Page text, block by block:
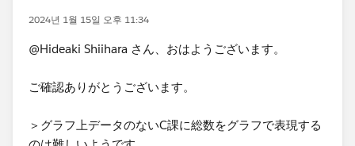
2024년 1월 15일 오후 11:34
@Hideaki Shiihara さん、おはようございます。
ご確認ありがとうございます。
＞グラフ上データのないC課に総数をグラフで表現する